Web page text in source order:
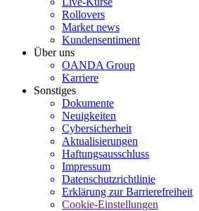
Rollovers
Market news
Kundensentiment
Über uns
OANDA Group
Karriere
Sonstiges
Dokumente
Neuigkeiten
Cybersicherheit
Aktualisierungen
Haftungsausschluss
Impressum
Datenschutzrichtlinie
Erklärung zur Barrierefreiheit
Cookie-Einstellungen